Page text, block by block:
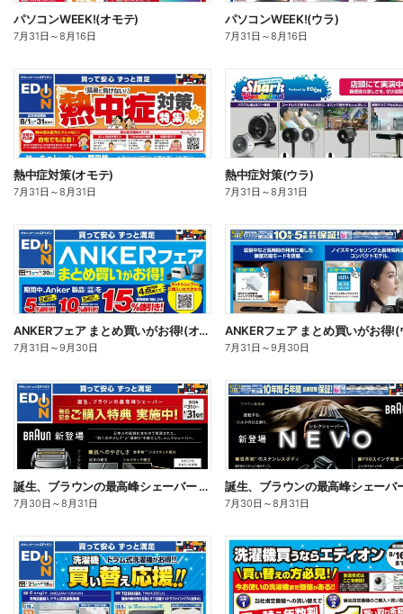
パソコンWEEK!(オモテ)
7月31日 ～8月16日
パソコンWEEK!(ウラ)
7月31日 ～8月16日
熱中症対策(オモテ)
7月31日 ～8月31日
熱中症対策(ウラ)
7月31日 ～8月31日
ANKERフェア まとめ買いがお得!(オモテ)
7月31日 ～9月30日 7月31日 ～9月30日
誕生、ブラウンの最高峰シェーバー 発売記念ご購入特典 実施中!(オモテ)
7月30日 ～8月31日 7月30日 ～8月31日